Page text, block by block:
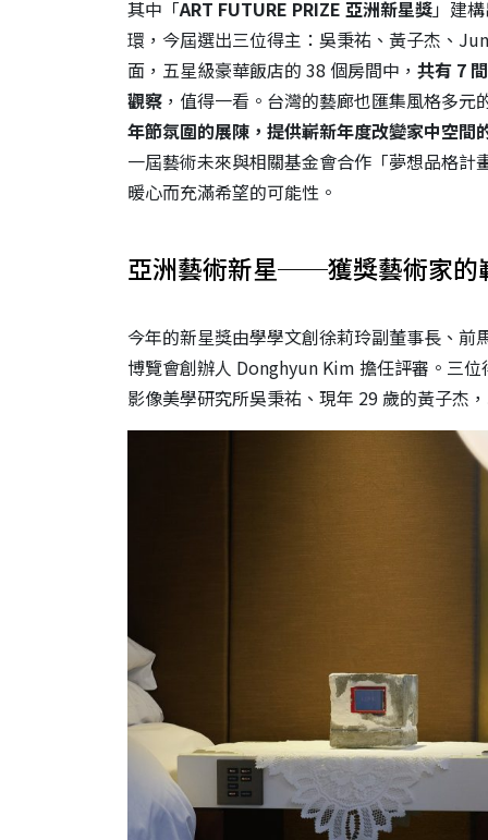
其中「ART FUTURE PRIZE 亞洲新星獎」建
環，今屆選出三位得主：吳秉祐、黃子杰、
面，五星級豪華飯店的 38 個房間中， 共有 7
觀察 ，值得一看。台灣的藝廊也匯集風格多
年節氛圍的展陳，提供嶄新年度改變家中空間
一屆藝術未來與相關基金會合作「夢想品格
暖心而充滿希望的可能性。
亞洲藝術新星──獲獎藝術家的
今年的新星獎由學學文創徐莉玲副董事長、
博覽會創辦人 Donghyun Kim 擔任評審。三
影像美學研究所吳秉祐、現年 29 歲的黃子杰